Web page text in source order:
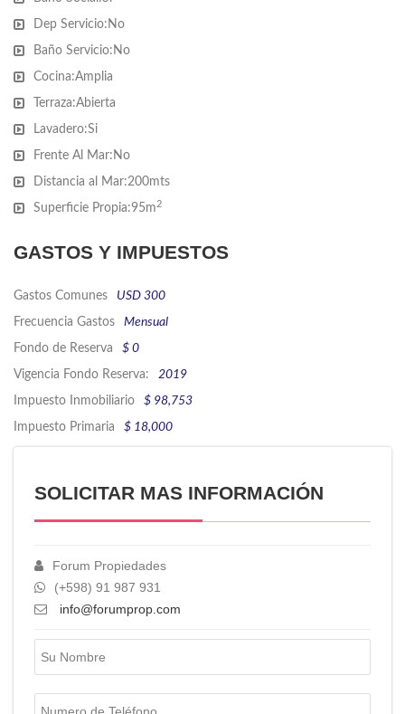
disfrutar.
¿Interesado? No dude en consultar con nuestros asesores. Están
listos para ayudarlo a dar el próximo paso hacia la vida de sus
Dep Servicio: No
Baño Servicio: No
Cocina:Amplia
Terraza:Abierta
Lavadero:Si
Frente Al Mar: No
Distancia al Mar:200mts
Superficie Propia:95m 2
GASTOS Y IMPUESTOS
Gastos Comunes USD 300
Frecuencia Gastos Mensual
Fondo de Reserva $ 0
Vigencia Fondo Reserva: 2019
Impuesto Inmobiliario $ 98,753
Impuesto Primaria $ 18,000
SOLICITAR MAS INFORMACIÓN
Forum Propiedades
(+598) 91 987 931
info@forumprop.com